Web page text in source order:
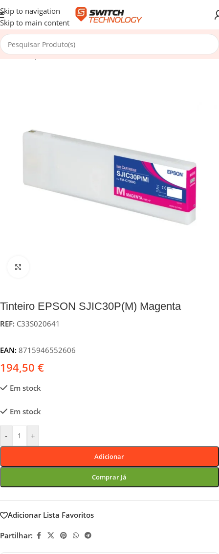
Skip to navigation
Skip to main content
Início/Impressoras e POS/Consumíveis/Tinteiros
Tinteiro EPSON SJIC30P(M) Magenta
REF: C33S020641
EAN: 8715946552606
194,50 €
Em stock
Em stock
- +
Adicionar
Comprar Já
Adicionar Lista Favoritos
Partilhar: